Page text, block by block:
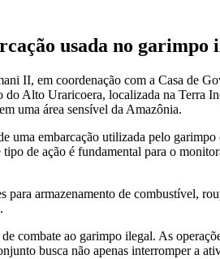
usada no
II, em coordenação com a Casa de
do Alto Uraricoera, localizada na
uma área sensível da Amazônia.
uma embarcação utilizada pelo
de ação é fundamental para o
para armazenamento de
combate ao garimpo ilegal. As
busca não apenas interromper a